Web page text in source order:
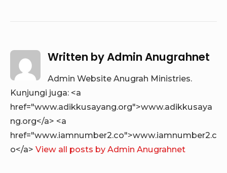
Written byAdmin Anugrahnet
Admin Website Anugrah Ministries.
Kunjungi juga: <a
href="www.adikkusayang.org">www.adikkusaya
ng.org</a> <a
href="www.iamnumber2.co">www.iamnumber2.c
o</a> View all posts by Admin Anugrahnet